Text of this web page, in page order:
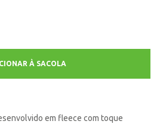
À SACOLA
em fleece com toque